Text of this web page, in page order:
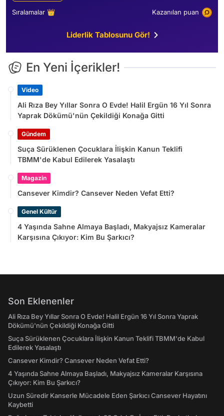
Sıralamalar 👑 Kazanılan puan
Liderlik Tablosunu Gör!
En Yeni İçerikler!
Video
Ali Rıza Bey Yıllar Sonra O Evde! Halil Ergün 16 Yıl Sonra
Yaprak Dökümü'nün Çekildiği Konağa Gitti
Gündem
Suça Sürüklenen Çocuklara İlişkin Kanun Teklifi
TBMM'de Kabul Edilerek Yasalaştı
Magazin
Cansever Kimdir? Cansever Neden Vefat Etti?
Genel Kültür
4 Yaşında Sahne Almaya Başladı, Makyajsız Kameralar
Karşısına Çıkıyor: Kim Bu Şarkıcı?
Son Eklenenler
Ali Rıza Bey Yıllar Sonra O Evde! Halil Ergün 16 Yıl Sonra Yaprak
Dökümü'nün Çekildiği Konağa Gitti
Suça Sürüklenen Çocuklara İlişkin Kanun Teklifi TBMM'de Kabul
Edilerek Yasalaştı
Cansever Kimdir? Cansever Neden Vefat Etti?
4 Yaşında Sahne Almaya Başladı, Makyajsız Kameralar Karşısına
Çıkıyor: Kim Bu Şarkıcı?
Uzun Süredir Kanserle Mücadele Eden Şarkıcı Cansever Hayatını
Kaybetti